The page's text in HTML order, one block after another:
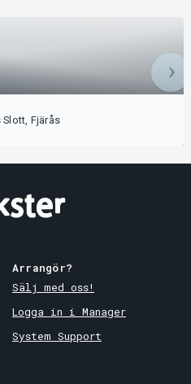
Fjärås
Arrangör?
Sälj med oss!
Logga in i Manager
System Support